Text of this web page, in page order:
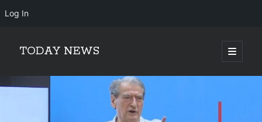
Log In
TODAY NEWS
open
primary
Sidebar